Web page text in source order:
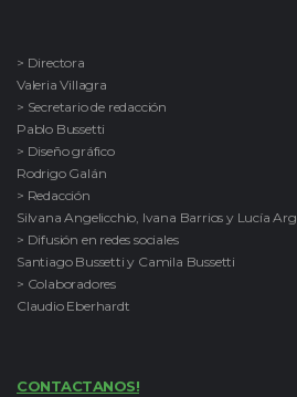
> Directora
Valeria Villagra
> Secretario de redacción
Pablo Bussetti
> Diseño gráfico
Rodrigo Galán
> Redacción
Silvana Angelicchio, Ivana Barrios y Lucía
> Difusión en redes sociales
Santiago Bussetti y Camila Bussetti
> Colaboradores
Claudio Eberhardt
CONTACTANOS!